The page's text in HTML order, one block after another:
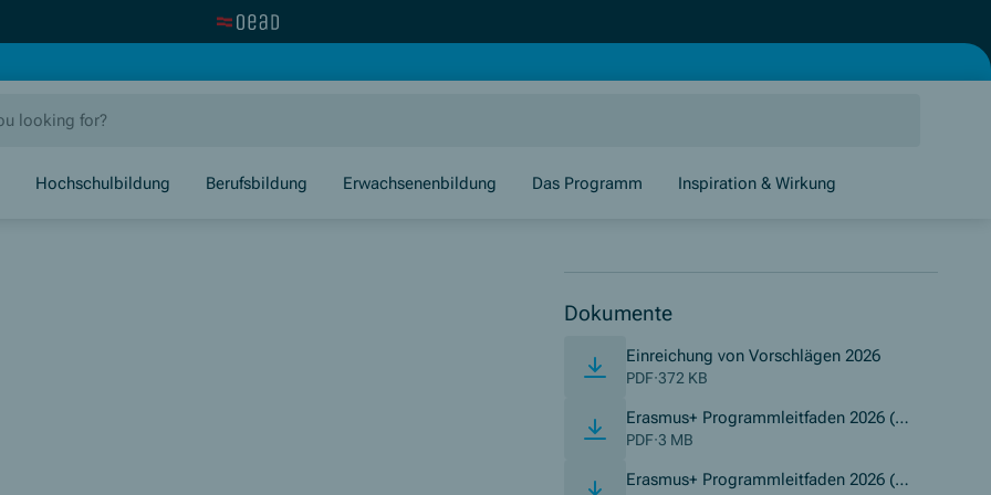
Hochschulbildung Berufsbildung Erwachsenenbildung Das Programm Inspiration & Wirkung
Dokumente
Einreichung von Vorschlägen 2026(Opens in new
PDF·372 KB
Erasmus+ Programmleitfaden 2026 (D
E)(Opens in new window)
PDF·3 MB
Erasmus+ Programmleitfaden 2026 (E